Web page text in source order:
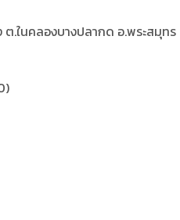
ต.ในคลองบางปลากด อ.พระสมุทร